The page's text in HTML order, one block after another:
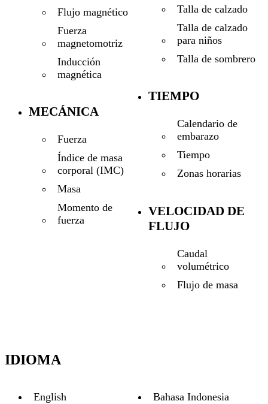
Flujo magnético
Fuerza
magnetomotriz
Inducción
magnética
MECÁNICA
Fuerza
Índice de masa
corporal (IMC)
Masa
Momento de
fuerza
Talla de calzado
Talla de calzado
para niños
Talla de sombrero
TIEMPO
Calendario de
embarazo
Tiempo
Zonas horarias
VELOCIDAD DE
FLUJO
Caudal
volumétrico
Flujo de masa
IDIOMA
English
Bahasa Indonesia